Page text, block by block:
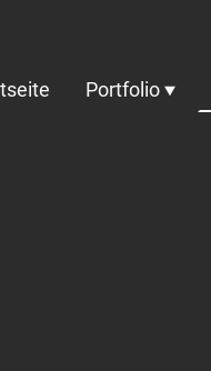
Portfolio